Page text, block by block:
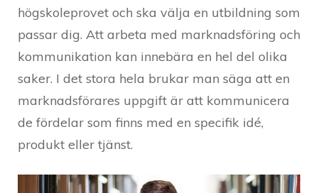
högskoleprovet och ska välja en utbildning som
passar dig. Att arbeta med marknadsföring och
kommunikation kan innebära en hel del olika
saker. I det stora hela brukar man säga att en
marknadsförares uppgift är att kommunicera
de fördelar som finns med en specifik idé,
produkt eller tjänst.